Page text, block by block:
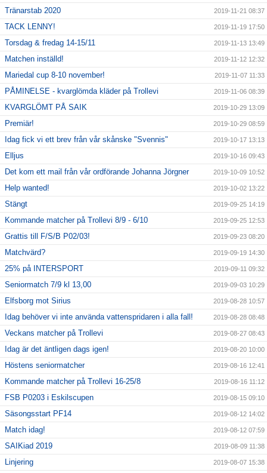
Tränarstab 2020 2019-11-21 08:37
TACK LENNY! 2019-11-19 17:50
Torsdag & fredag 14-15/11 2019-11-13 13:49
Matchen inställd! 2019-11-12 12:32
Mariedal cup 8-10 november! 2019-11-07 11:33
PÅMINELSE - kvarglömda kläder på Trollevi 2019-11-06 08:39
KVARGLÖMT PÅ SAIK 2019-10-29 13:09
Premiär! 2019-10-29 08:59
Idag fick vi ett brev från vår skånske "Svennis" 2019-10-17 13:13
Elljus 2019-10-16 09:43
Det kom ett mail från vår ordförande Johanna Jörgner 2019-10-09 10:52
Help wanted! 2019-10-02 13:22
Stängt 2019-09-25 14:19
Kommande matcher på Trollevi 8/9 - 6/10 2019-09-25 12:53
Grattis till F/S/B P02/03! 2019-09-23 08:20
Matchvärd? 2019-09-19 14:30
25% på INTERSPORT 2019-09-11 09:32
Seniormatch 7/9 kl 13,00 2019-09-03 10:29
Elfsborg mot Sirius 2019-08-28 10:57
Idag behöver vi inte använda vattenspridaren i alla fall! 2019-08-28 08:48
Veckans matcher på Trollevi 2019-08-27 08:43
Idag är det äntligen dags igen! 2019-08-20 10:00
Höstens seniormatcher 2019-08-16 12:41
Kommande matcher på Trollevi 16-25/8 2019-08-16 11:12
FSB P0203 i Eskilscupen 2019-08-15 09:10
Säsongsstart PF14 2019-08-12 14:02
Match idag! 2019-08-12 07:59
SAIKiad 2019 2019-08-09 11:38
Linjering 2019-08-07 15:38